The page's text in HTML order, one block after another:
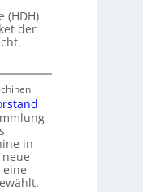
(HDH)
der
in